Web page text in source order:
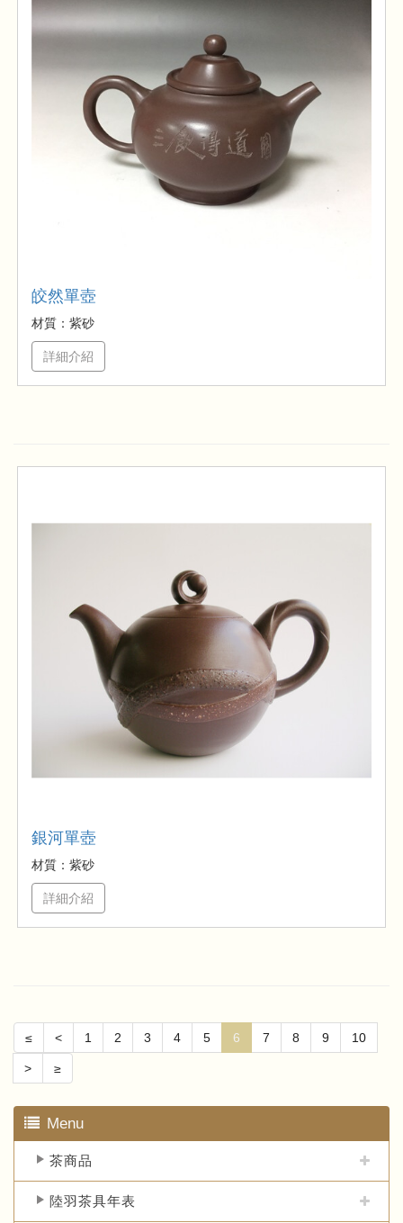
皎然單壺
材質：紫砂
詳細介紹
銀河單壺
材質：紫砂
詳細介紹
≤ < 1 2 3 4 5 6 7 8 9 10
> ≥
Menu
茶商品
陸羽茶具年表